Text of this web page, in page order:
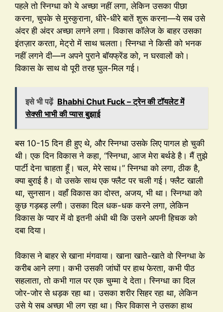
पहले तो स्निग्धा को ये अच्छा नहीं लगा, लेकिन उसका पीछा
करना, चुपके से मुस्कुराना, धीरे-धीरे बातें शुरू करना—ये सब उसे
अंदर ही अंदर अच्छा लगने लगा। विकास कॉलेज के बाहर उसका
इंतज़ार करता, मेट्रो में साथ चलता। स्निग्धा ने किसी को भनक
नहीं लगने दी—न अपने पुराने बॉयफ्रेंड को, न घरवालों को।
विकास के साथ वो पूरी तरह घुल-मिल गई।
इसे भी पढ़ें Bhabhi Chut Fuck – ट्रेन की टॉयलेट में
सेक्सी भाभी की प्यास बुझाई
बस 10-15 दिन ही हुए थे, और स्निग्धा उसके लिए पागल हो चुकी
थी। एक दिन विकास ने कहा, “स्निग्धा, आज मेरा बर्थडे है। मैं तुझे
पार्टी देना चाहता हूँ। चल, मेरे साथ।” स्निग्धा को लगा, ठीक है,
क्या बुराई है। वो उसके साथ एक फ्लैट पर चली गई। फ्लैट खाली
था, सुनसान। वहाँ विकास का दोस्त, अजय, भी था। स्निग्धा को
कुछ गड़बड़ लगी। उसका दिल धक-धक करने लगा, लेकिन
विकास के प्यार में वो इतनी अंधी थी कि उसने अपनी हिचक को
दबा दिया।
विकास ने बाहर से खाना मंगवाया। खाना खाते-खाते वो स्निग्धा के
करीब आने लगा। कभी उसकी जांघों पर हाथ फेरता, कभी पीठ
सहलाता, तो कभी गाल पर एक चुम्मा दे देता। स्निग्धा का दिल
जोर-जोर से धड़क रहा था। उसका शरीर सिहर रहा था, लेकिन
उसे ये सब अच्छा भी लग रहा था। फिर विकास ने उसका हाथ